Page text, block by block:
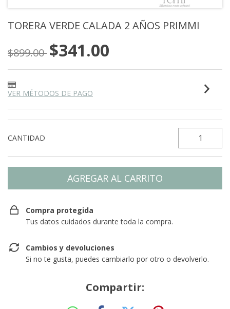
TORERA VERDE CALADA 2 AÑOS PRIMMI
$899.00 $341.00
VER MÉTODOS DE PAGO
CANTIDAD
Compra protegida
Tus datos cuidados durante toda la compra.
Cambios y devoluciones
Si no te gusta, puedes cambiarlo por otro o devolverlo.
Compartir: